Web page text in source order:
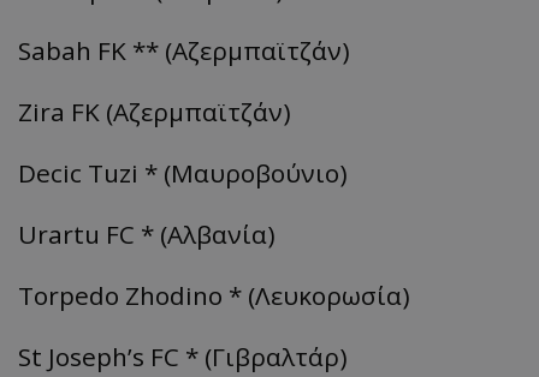
Sabah FK ** (Αζερμπαϊτζάν)
Zira FK (Αζερμπαϊτζάν)
Decic Tuzi * (Μαυροβούνιο)
Urartu FC * (Αλβανία)
Torpedo Zhodino * (Λευκορωσία)
St Joseph’s FC * (Γιβραλτάρ)